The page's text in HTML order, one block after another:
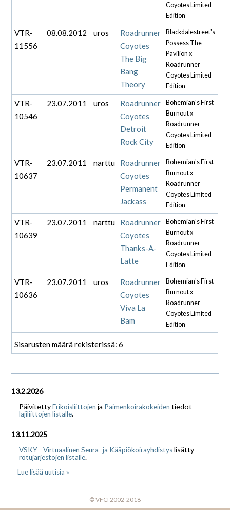
Coyotes Limited
Edition
VTR-
11556
08.08.2012 uros
Roadrunner
Coyotes
The Big
Bang
Theory
Blackdalestreet's
Possess The
Pavilion x
Roadrunner
Coyotes Limited
Edition
VTR-
10546
23.07.2011 uros
Roadrunner
Coyotes
Detroit
Rock City
Bohemian's First
Burnout x
Roadrunner
Coyotes Limited
Edition
VTR-
10637
23.07.2011 narttu
Roadrunner
Coyotes
Permanent
Jackass
Bohemian's First
Burnout x
Roadrunner
Coyotes Limited
Edition
VTR-
10639
23.07.2011 narttu
Roadrunner
Coyotes
Thanks-A-
Latte
Bohemian's First
Burnout x
Roadrunner
Coyotes Limited
Edition
VTR-
10636
23.07.2011 uros
Roadrunner
Coyotes
Viva La
Bam
Bohemian's First
Burnout x
Roadrunner
Coyotes Limited
Edition
Sisarusten määrä rekisterissä: 6
13.2.2026
PäivitettyErikoisliittojen ja Paimenkoirakokeiden tiedot
lajiliittojen listalle.
13.11.2025
VSKY - Virtuaalinen Seura- ja Kääpiökoirayhdistyslisätty
rotujärjestöjen listalle.
Lue lisää uutisia »
© VFCI 2002-2018